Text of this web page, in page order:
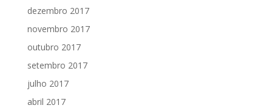
dezembro 2017
novembro 2017
outubro 2017
setembro 2017
julho 2017
abril 2017